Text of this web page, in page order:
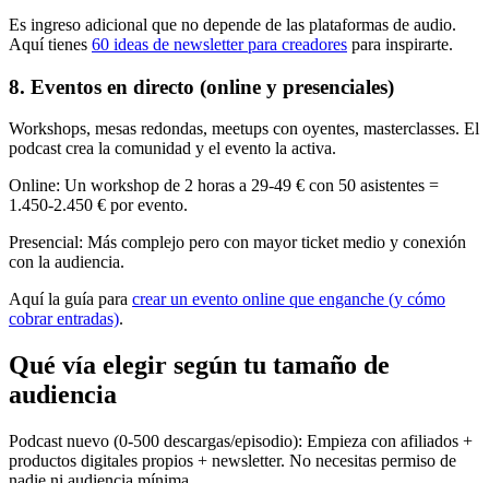
Es ingreso adicional que no depende de las plataformas de audio.
Aquí tienes 60 ideas de newsletter para creadores para inspirarte.
8. Eventos en directo (online y presenciales)
Workshops, mesas redondas, meetups con oyentes, masterclasses. El
podcast crea la comunidad y el evento la activa.
Online: Un workshop de 2 horas a 29-49 € con 50 asistentes =
1.450-2.450 € por evento.
Presencial: Más complejo pero con mayor ticket medio y conexión
con la audiencia.
Aquí la guía para crear un evento online que enganche (y cómo
cobrar entradas).
Qué vía elegir según tu tamaño de
audiencia
Podcast nuevo (0-500 descargas/episodio): Empieza con afiliados +
productos digitales propios + newsletter. No necesitas permiso de